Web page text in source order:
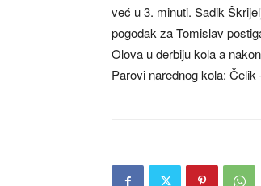
već u 3. minuti. Sadik
pogodak za Tomislav
Olova u derbiju kola a
Parovi narednog kola: